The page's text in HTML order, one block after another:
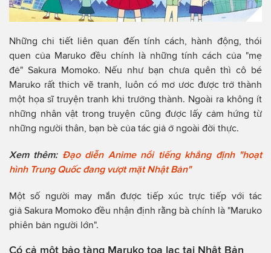
Những chi tiết liên quan đến tính cách, hành động, thói
quen của Maruko đều chính là những tính cách của "mẹ
đẻ" Sakura Momoko. Nếu như bạn chưa quên thì cô bé
Maruko rất thich vẽ tranh, luôn có mơ ươc được trở thành
một họa sĩ truyện tranh khi trưởng thành. Ngoài ra không ít
những nhân vật trong truyện cũng được lấy cảm hứng từ
những người thân, bạn bè của tác giả ở ngoài đời thực.
Xem thêm: Đạo diễn Anime nổi tiếng khẳng định "hoạt
hình Trung Quốc đang vượt mặt Nhật Bản"
Một số người may mắn được tiếp xúc trực tiếp với tác
giả Sakura Momoko đều nhận định rằng bà chính là "Maruko
phiên bản người lớn".
Có cả một bảo tàng Maruko tọa lạc tại Nhật Bản